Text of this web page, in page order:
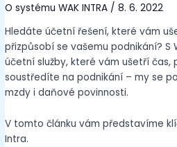
O systému WAK INTRA /8. 6. 2022
Hledáte účetní řešení, které vám
přizpůsobí se vašemu podnikání? S
účetní služby, které vám ušetří čas,
soustředíte na podnikání – my se
mzdy i daňové povinnosti.
V tomto článku vám představíme
Intra.